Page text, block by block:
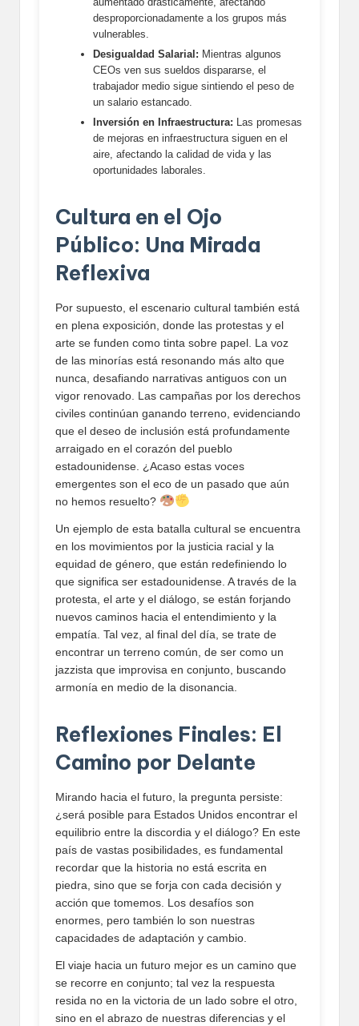
desproporcionadamente a los grupos más
vulnerables.
Desigualdad Salarial: Mientras algunos
CEOs ven sus sueldos dispararse, el
trabajador medio sigue sintiendo el peso de
un salario estancado.
Inversión en Infraestructura: Las promesas
de mejoras en infraestructura siguen en el
aire, afectando la calidad de vida y las
oportunidades laborales.
Cultura en el Ojo
Público: Una Mirada
Reflexiva
Por supuesto, el escenario cultural también está
en plena exposición, donde las protestas y el
arte se funden como tinta sobre papel. La voz
de las minorías está resonando más alto que
nunca, desafiando narrativas antiguos con un
vigor renovado. Las campañas por los derechos
civiles continúan ganando terreno, evidenciando
que el deseo de inclusión está profundamente
arraigado en el corazón del pueblo
estadounidense. ¿Acaso estas voces
emergentes son el eco de un pasado que aún
no hemos resuelto?
Un ejemplo de esta batalla cultural se encuentra
en los movimientos por la justicia racial y la
equidad de género, que están redefiniendo lo
que significa ser estadounidense. A través de la
protesta, el arte y el diálogo, se están forjando
nuevos caminos hacia el entendimiento y la
empatía. Tal vez, al final del día, se trate de
encontrar un terreno común, de ser como un
jazzista que improvisa en conjunto, buscando
armonía en medio de la disonancia.
Reflexiones Finales: El
Camino por Delante
Mirando hacia el futuro, la pregunta persiste:
¿será posible para Estados Unidos encontrar el
equilibrio entre la discordia y el diálogo? En este
país de vastas posibilidades, es fundamental
recordar que la historia no está escrita en
piedra, sino que se forja con cada decisión y
acción que tomemos. Los desafíos son
enormes, pero también lo son nuestras
capacidades de adaptación y cambio.
El viaje hacia un futuro mejor es un camino que
se recorre en conjunto; tal vez la respuesta
resida no en la victoria de un lado sobre el otro,
sino en el abrazo de nuestras diferencias y el